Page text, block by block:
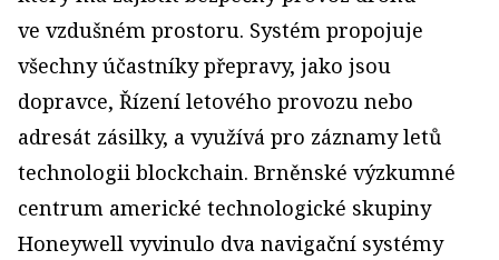
ve vzdušném prostoru. Systém propojuje
všechny účastníky přepravy, jako jsou
dopravce, Řízení letového provozu nebo
adresát zásilky, a využívá pro záznamy letů
technologii blockchain. Brněnské výzkumné
centrum americké technologické skupiny
Honeywell vyvinulo dva navigační systémy